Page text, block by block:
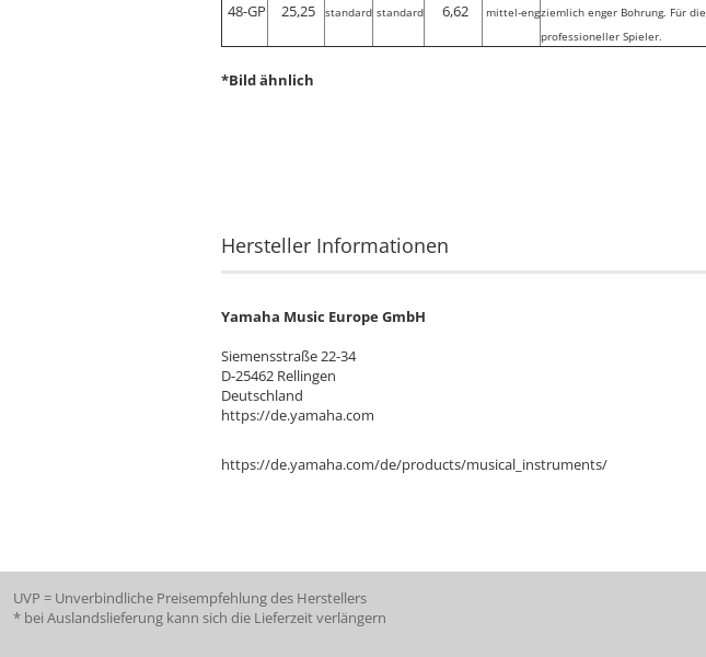
48-GP 25,25 standard standard 6,62 mittel-engziemlich enger Bohrung. Für
professioneller Spieler.
*Bild ähnlich
Hersteller Informationen
Yamaha Music Europe GmbH
Siemensstraße 22-34
D-25462 Rellingen
Deutschland
https://de.yamaha.com
https://de.yamaha.com/de/products/musical_instruments/
UVP = Unverbindliche Preisempfehlung des Herstellers
* bei Auslandslieferung kann sich die Lieferzeit verlängern